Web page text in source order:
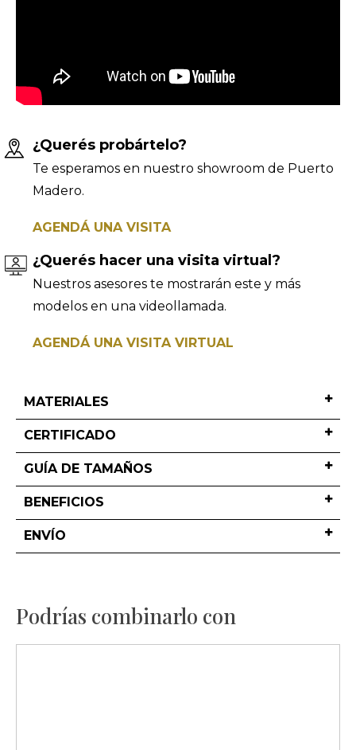
¿Querés probártelo?
Te esperamos en nuestro showroom de Puerto
Madero.
AGENDÁ UNA VISITA
¿Querés hacer una visita virtual?
Nuestros asesores te mostrarán este y más
modelos en una videollamada.
AGENDÁ UNA VISITA VIRTUAL
MATERIALES
CERTIFICADO
GUÍA DE TAMAÑOS
BENEFICIOS
ENVÍO
Podrías combinarlo con